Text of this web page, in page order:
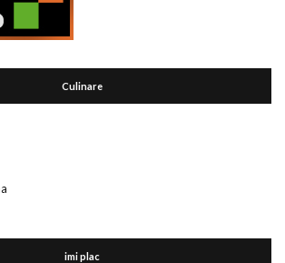
Culinare
imi plac